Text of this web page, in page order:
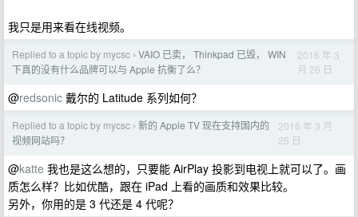
我只是用来看在线视频。
Replied to a topic by mycsc › VAIO 已卖， Thinkpad 已毁， WIN
下真的没有什么品牌可以与 Apple 抗衡了么？
2016 年 3
月 26 日
@redsonic 戴尔的 Latitude 系列如何？
Replied to a topic by mycsc › 新的 Apple TV 现在支持国内的
视频网站吗？
2016 年 3 月
25 日
@katte 我也是这么想的，只要能 AirPlay 投影到电视上就可以了。画
质怎么样？比如优酷，跟在 iPad 上看的画质和效果比较。
另外，你用的是 3 代还是 4 代呢？